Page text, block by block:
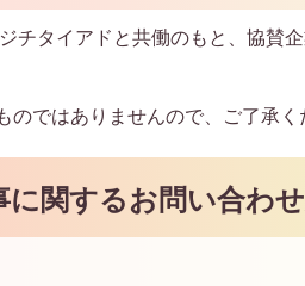
チタイアドと共働のもと、協賛
のではありませんので、ご了承く
に関するお問い合わ